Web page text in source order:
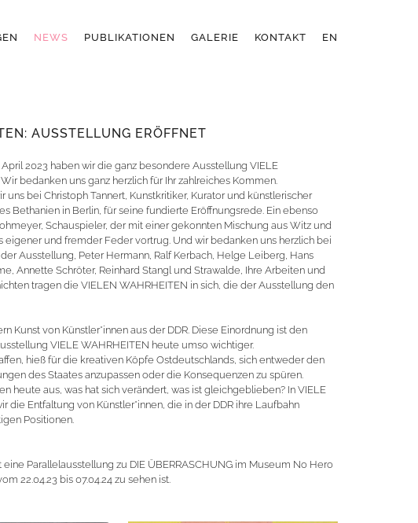
NEWS PUBLIKATIONEN GALERIE KONTAKT EN
AUSSTELLUNG ERÖFFNET
2023 haben wir die ganz besondere Ausstellung VIELE
bedanken uns ganz herzlich für Ihr zahlreiches Kommen.
uns bei Christoph Tannert, Kunstkritiker, Kurator und künstlerischer
Bethanien in Berlin, für seine fundierte Eröffnungsrede. Ein ebenso
Schauspieler, der mit einer gekonnten Mischung aus Witz und
eigener und fremder Feder vortrug. Und wir bedanken uns herzlich bei
Ausstellung, Peter Hermann, Ralf Kerbach, Helge Leiberg, Hans
Annette Schröter, Reinhard Stangl und Strawalde, Ihre Arbeiten und
tragen die VIELEN WAHRHEITEN in sich, die der Ausstellung den
Kunst von Künstler*innen aus der DDR. Diese Einordnung ist den
VIELE WAHRHEITEN heute umso wichtiger.
hieß für die kreativen Köpfe Ostdeutschlands, sich entweder den
des Staates anzupassen oder die Konsequenzen zu spüren.
heute aus, was hat sich verändert, was ist gleichgeblieben? In VIELE
die Entfaltung von Künstler*innen, die in der DDR ihre Laufbahn
Positionen.
eine Parallelausstellung zu DIE ÜBERRASCHUNG im Museum No Hero
22.04.23 bis 07.04.24 zu sehen ist.